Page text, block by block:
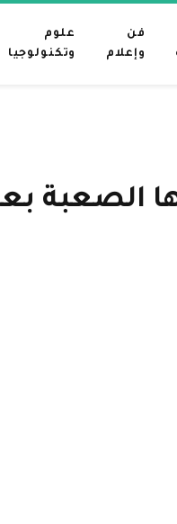
فن
وإعلام
علوم
وتكنولوجيا
الصعبة